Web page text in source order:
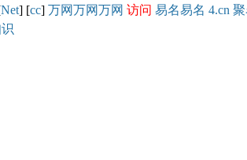
Net] [cc] 万网万网万网 访问 易名易名 4.cn 聚